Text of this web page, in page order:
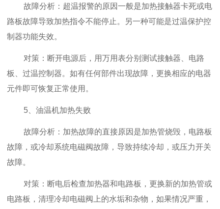
故障分析：超温报警的原因一般是加热接触器卡死或电
路板故障导致加热指令不能停止。另一种可能是过温保护控
制器功能失效。
对策：断开电源后，用万用表分别测试接触器、电路
板、过温控制器。如有任何部件出现故障，更换相应的电器
元件即可恢复正常使用。
5、油温机加热失败
故障分析：加热故障的直接原因是加热管烧毁，电路板
故障，或冷却系统电磁阀故障，导致持续冷却，或压力开关
故障。
对策：断电后检查加热器和电路板，更换新的加热管或
电路板，清理冷却电磁阀上的水垢和杂物，如果情况严重，